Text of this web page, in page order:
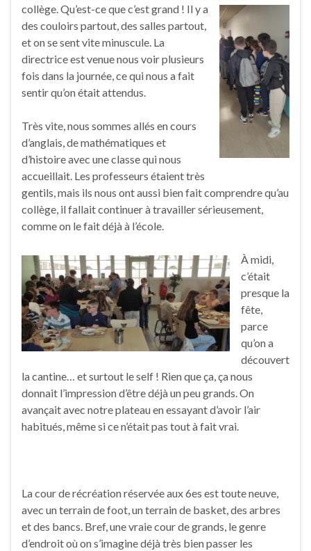
collège. Qu’est-ce que c’est grand ! Il y a
des couloirs partout, des salles partout,
et on se sent vite minuscule. La
directrice est venue nous voir plusieurs
fois dans la journée, ce qui nous a fait
sentir qu’on était attendus.
Très vite, nous sommes allés en cours
d’anglais, de mathématiques et
d’histoire avec une classe qui nous
accueillait. Les professeurs étaient très
gentils, mais ils nous ont aussi bien fait comprendre qu’au
collège, il fallait continuer à travailler sérieusement,
comme on le fait déjà à l’école.
À midi,
c’était
presque la
fête,
parce
qu’on a
découvert
la cantine… et surtout le self ! Rien que ça, ça nous
donnait l’impression d’être déjà un peu grands. On
avançait avec notre plateau en essayant d’avoir l’air
habitués, même si ce n’était pas tout à fait vrai.
La cour de récréation réservée aux 6es est toute neuve,
avec un terrain de foot, un terrain de basket, des arbres
et des bancs. Bref, une vraie cour de grands, le genre
d’endroit où on s’imagine déjà très bien passer les